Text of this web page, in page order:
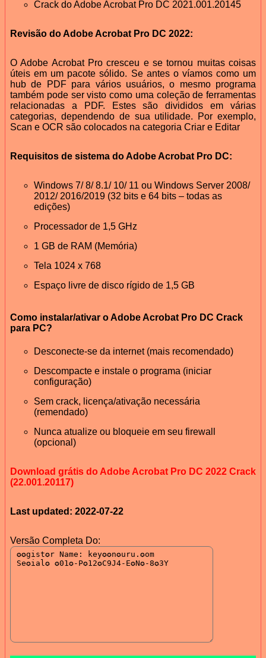
Crack do Adobe Acrobat Pro DC 2021.001.20145
Revisão do Adobe Acrobat Pro DC 2022:
O Adobe Acrobat Pro cresceu e se tornou muitas coisas
úteis em um pacote sólido. Se antes o víamos como um
hub de PDF para vários usuários, o mesmo programa
também pode ser visto como uma coleção de ferramentas
relacionadas a PDF. Estes são divididos em várias
categorias, dependendo de sua utilidade. Por exemplo,
Scan e OCR são colocados na categoria Criar e Editar
Requisitos de sistema do Adobe Acrobat Pro DC:
Windows 7/ 8/ 8.1/ 10/ 11 ou Windows Server 2008/
2012/ 2016/2019 (32 bits e 64 bits – todas as
edições)
Processador de 1,5 GHz
1 GB de RAM (Memória)
Tela 1024 x 768
Espaço livre de disco rígido de 1,5 GB
Como instalar/ativar o Adobe Acrobat Pro DC Crack
para PC?
Desconecte-se da internet (mais recomendado)
Descompacte e instale o programa (iniciar
configuração)
Sem crack, licença/ativação necessária
(remendado)
Nunca atualize ou bloqueie em seu firewall
(opcional)
Download grátis do Adobe Acrobat Pro DC 2022 Crack
(22.001.20117)
Last updated: 2022-07-22
Versão Completa Do: